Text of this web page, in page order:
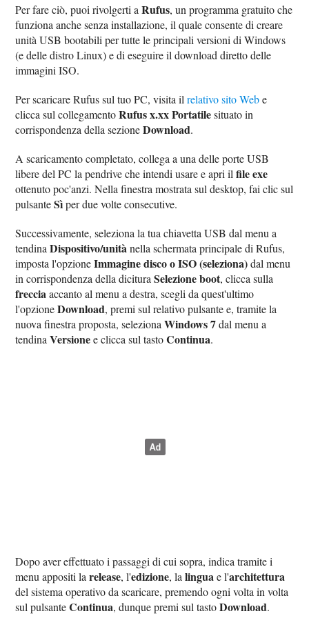
Per fare ciò, puoi rivolgerti aRufus, un programma gratuito che
funziona anche senza installazione, il quale consente di creare
unità USB bootabili per tutte le principali versioni di Windows
(e delle distro Linux) e di eseguire il download diretto delle
immagini ISO.
Per scaricare Rufus sul tuo PC, visita ilrelativo sito Webe
clicca sul collegamentoRufus x.xx Portatilesituato in
corrispondenza della sezioneDownload.
A scaricamento completato, collega a una delle porte USB
libere del PC la pendrive che intendi usare e apri ilfile exe
ottenuto poc'anzi. Nella finestra mostrata sul desktop, fai clic sul
pulsanteSìper due volte consecutive.
Successivamente, seleziona la tua chiavetta USB dal menu a
tendinaDispositivo/unità nella schermata principale di Rufus,
imposta l'opzioneImmagine disco o ISO (seleziona)dal menu
in corrispondenza della dicituraSelezione boot, clicca sulla
freccia accanto al menu a destra, scegli da quest'ultimo
l'opzioneDownload, premi sul relativo pulsante e, tramite la
nuova finestra proposta, selezionaWindows 7dal menu a
tendinaVersionee clicca sul tastoContinua.
Dopo aver effettuato i passaggi di cui sopra, indica tramite i
menu appositi larelease, l'edizione, lalingua e l'architettura
del sistema operativo da scaricare, premendo ogni volta in volta
sul pulsanteContinua, dunque premi sul tastoDownload.